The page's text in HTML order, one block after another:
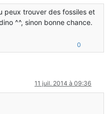
peux trouver des fossiles et
^^, sinon bonne chance.
0
11 juil. 2014 à 09:36